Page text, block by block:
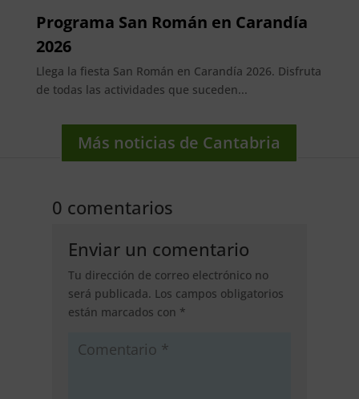
Programa San Román en Carandía
2026
Llega la fiesta San Román en Carandía 2026. Disfruta
de todas las actividades que suceden...
Más noticias de Cantabria
0 comentarios
Enviar un comentario
Tu dirección de correo electrónico no
será publicada. Los campos obligatorios
están marcados con *